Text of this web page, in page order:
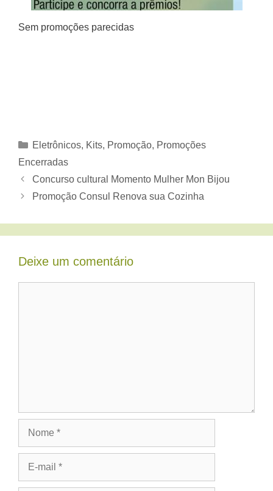
Sem promoções parecidas
Categorias
Eletrônicos, Kits, Promoção, Promoções
Encerradas
Concurso cultural Momento Mulher Mon Bijou
Promoção Consul Renova sua Cozinha
Deixe um comentário